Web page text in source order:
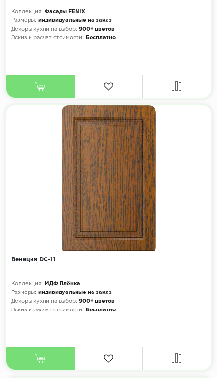
Коллекция: Фасады FENIX
Размеры: индивидуальные на заказ
Декоры кухни на выбор: 900+ цветов
Эскиз и расчет стоимости:
Бесплатно
Венеция DC-11
Коллекция:
МДФ Плёнка
Размеры: индивидуальные на заказ
Декоры кухни на выбор: 900+ цветов
Эскиз и расчет стоимости:
Бесплатно